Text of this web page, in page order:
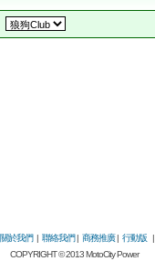
關於我們| 聯絡我們| 商務推廣| 行動版|
COPYRIGHT © 2013 MotoCity Power